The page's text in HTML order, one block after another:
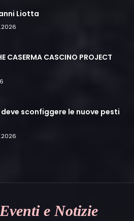
Liotta
CASERMA CASCINO PROJECT
sconfiggere le nuove pesti
Eventi e Notizie